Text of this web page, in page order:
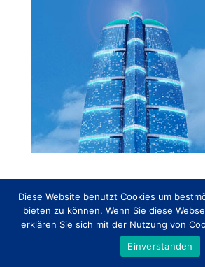
Copyright 2017-2021Jendrusch
Datenschutzerklärung
Diese Website benutzt Cookies um
bieten zu können. Wenn Sie diese
erklären Sie sich mit der Nutzung von
Einverstanden